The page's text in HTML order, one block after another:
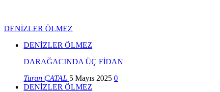
DENİZLER ÖLMEZ
DENİZLER ÖLMEZ
DARAĞACINDA ÜÇ FİDAN
Turan ÇATAL 5 Mayıs 2025 0
DENİZLER ÖLMEZ